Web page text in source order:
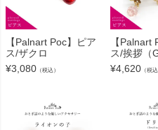
【Palnart Poc】ピア
ス/ザクロ
¥3,080 （税込）
【Palnart
ス/挨拶（
¥4,620 （税込